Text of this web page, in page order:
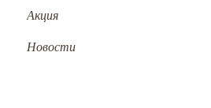
Акция
Новости